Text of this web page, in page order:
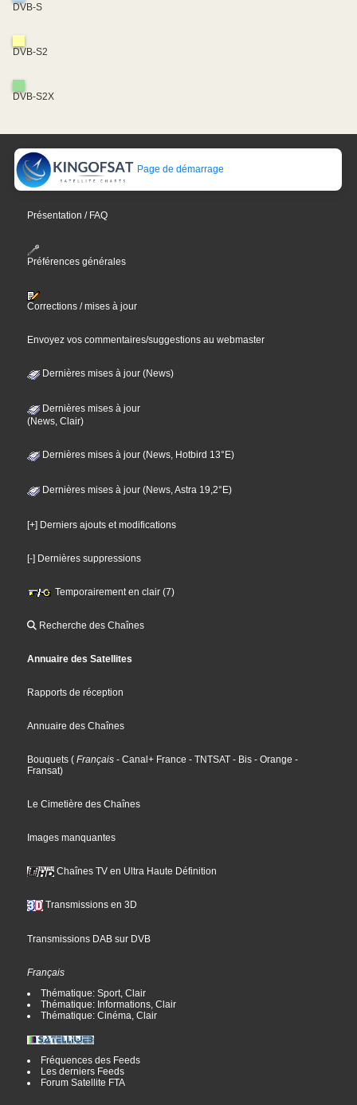
DVB-S
DVB-S2
DVB-S2X
Page de démarrage
Présentation / FAQ
Préférences générales
Corrections / mises à jour
Envoyez vos commentaires/suggestions au webmaster
Dernières mises à jour (News)
Dernières mises à jour
(News, Clair)
Dernières mises à jour (News, Hotbird 13°E)
Dernières mises à jour (News, Astra 19,2°E)
[+] Derniers ajouts et modifications
[-] Dernières suppressions
Temporairement en clair (7)
Recherche des Chaînes
Annuaire des Satellites
Rapports de réception
Annuaire des Chaînes
Bouquets ( Français - Canal+ France - TNTSAT - Bis - Orange -
Fransat)
Le Cimetière des Chaînes
Images manquantes
Chaînes TV en Ultra Haute Définition
Transmissions en 3D
Transmissions DAB sur DVB
Français
Thématique: Sport, Clair
Thématique: Informations, Clair
Thématique: Cinéma, Clair
Fréquences des Feeds
Les derniers Feeds
Forum Satellite FTA